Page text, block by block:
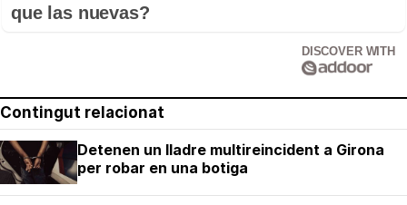
que las nuevas?
DISCOVER WITH
Contingut relacionat
Detenen un lladre multireincident a Girona
per robar en una botiga